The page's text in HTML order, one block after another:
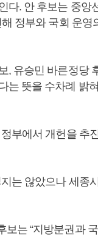
다. 안 후보는 중앙
정부와 국회 운영
, 유승민 바른정당
뜻을 수차례 밝
부에서 개헌을 추
는 않았으나 세종
는 “지방분권과